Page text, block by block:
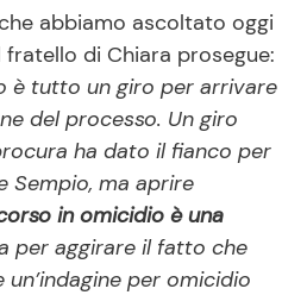
abbiamo ascoltato oggi
di Chiara prosegue:
è tutto un giro per arrivare
del processo. Un giro
ha dato il fianco per
Sempio, ma aprire
in omicidio è una
per aggirare il fatto che
per omicidio